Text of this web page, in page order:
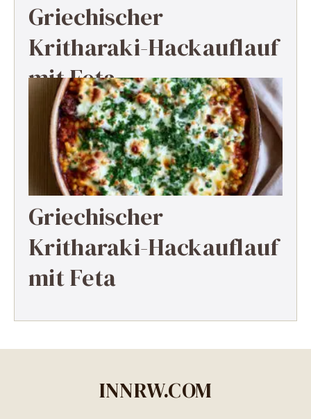
Griechischer
Kritharaki-Hackauflauf
mit Feta
Griechischer
Kritharaki-Hackauflauf
mit Feta
INNRW.COM